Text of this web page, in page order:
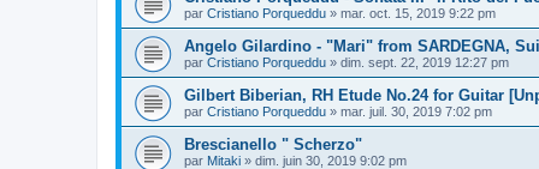
par Cristiano Porqueddu » mar. oct. 15, 2019 9:22 pm
Angelo Gilardino - "Mari" from SARDEGNA,
par Cristiano Porqueddu » dim. sept. 22, 2019 12:27 pm
Gilbert Biberian, RH Etude No.24 for Guitar
par Cristiano Porqueddu » mar. juil. 30, 2019 7:02 pm
Brescianello " Scherzo"
par Mitaki » dim. juin 30, 2019 9:02 pm